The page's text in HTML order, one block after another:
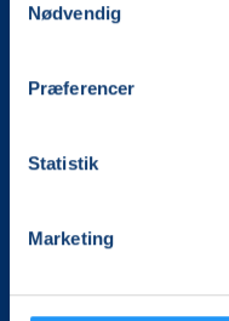
Nødvendig
Præferencer
Statistik
Marketing
Vi skaber rammerne
foredrag og oplevelser.
Lavhedevej 32
CVR. 14746331
Tlf. 97411868